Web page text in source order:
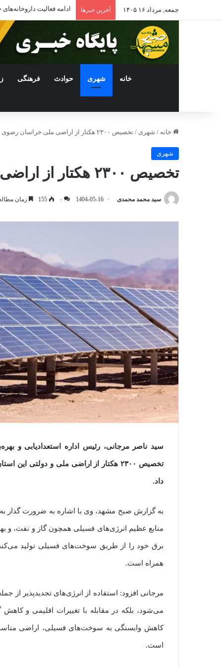
جمعه, مرداد ۱۶ ۱۴۰۵ آخرین خبرها تعطیلی ۳۰۰ رستوران در مشهد؛ ۲ هزار نفر بیکار شدند
خانه شهری حوادث فرهنگی
خانه / شهری / تخصیص ۲۳۰۰ هکتار از اراضی ملی خراسان رضوی برای توسعه انرژی‌های تجدیدپذیر
شهری
تخصیص ۲۳۰۰ هکتار از اراضی ملی خراسان رضوی برای توسعه انرژی‌های تجدیدپذیر
سید محمد محمدی 1404-05-16 ۰ 155 زمان
سید ناصر مرجانی، رئیس اداره استعدادیابی و
تخصیص ۲۳۰۰ هکتار از اراضی ملی و دولتی
داد.
به گزارش صبح مشهد، وی با اشاره به ضرورت گذار به
برق خود را از طریق سوخت‌های فسیلی تولید می‌کند
همراه است.
مرجانی افزود: استفاده از انرژی‌های تجدیدپذیر از
می‌شود، بلکه در مقابله با تغییرات اقلیمی و
کاهش وابستگی به سوخت‌های فسیلی، اراضی مناسبی
است.